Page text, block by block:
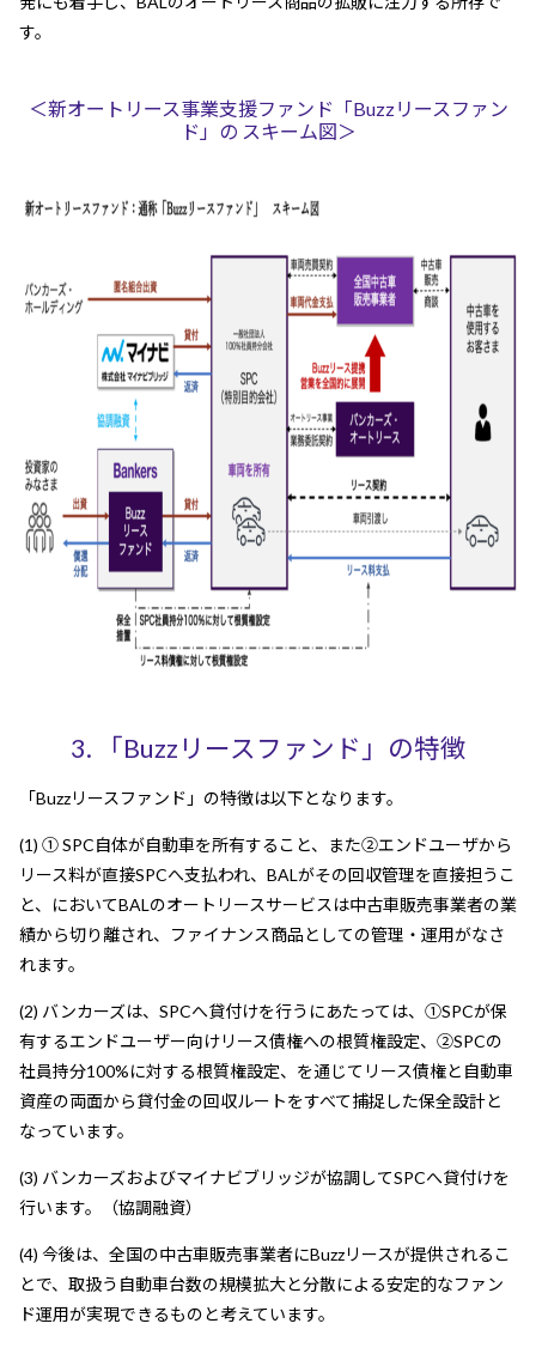
す。
＜新オートリース事業支援ファンド「Buzzリースファン
ド」の スキーム図＞
3. 「Buzzリースファンド」の特徴
「Buzzリースファンド」の特徴は以下となります。
(1) ① SPC自体が自動車を所有すること、また②エンドユーザから
リース料が直接SPCへ支払われ、BALがその回収管理を直接担うこ
と、においてBALのオートリースサービスは中古車販売事業者の業
績から切り離され、ファイナンス商品としての管理・運用がなさ
れます。
(2) バンカーズは、SPCへ貸付けを行うにあたっては、①SPCが保
有するエンドユーザー向けリース債権への根質権設定、②SPCの
社員持分100%に対する根質権設定、を通じてリース債権と自動車
資産の両面から貸付金の回収ルートをすべて捕捉した保全設計と
なっています。
(3) バンカーズおよびマイナビブリッジが協調してSPCへ貸付けを
行います。（協調融資）
(4) 今後は、全国の中古車販売事業者にBuzzリースが提供されるこ
とで、取扱う自動車台数の規模拡大と分散による安定的なファン
ド運用が実現できるものと考えています。